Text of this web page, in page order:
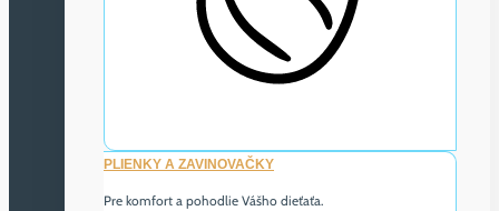
PLIENKY A ZAVINOVAČKY
Pre komfort a pohodlie Vášho dieťaťa.